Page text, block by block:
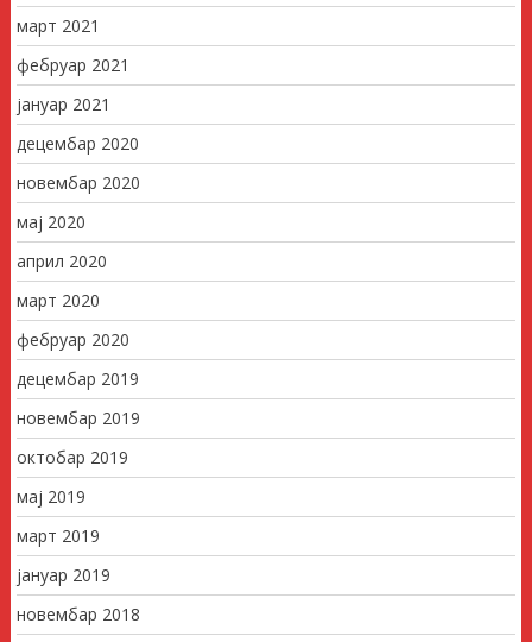
март 2021
фебруар 2021
јануар 2021
децембар 2020
новембар 2020
мај 2020
април 2020
март 2020
фебруар 2020
децембар 2019
новембар 2019
октобар 2019
мај 2019
март 2019
јануар 2019
новембар 2018